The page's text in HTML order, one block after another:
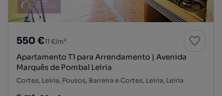
550 €11 €/m²
Apartamento T1 para Arrendamento | Avenida
Marquês de Pombal Leiria
Cortes, Leiria, Pousos, Barreira e Cortes, Leiria, Leiria